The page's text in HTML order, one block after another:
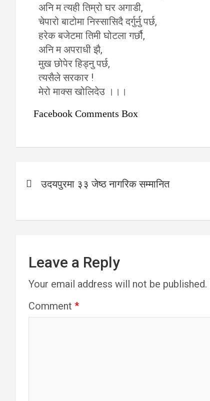
अनि म त्यही तिम्रो घर अगाडी,
चेपारो बाटोमा निस्सासिदै दर्गुर्नु पर्छ,
हरेक बजेटमा तिमी घोटला गर्छौ,
अनि म अपराधी झै,
मुख छोपेर हिड्नु पर्छ,
त्यसैले सरकार !
मेरो माक्स खोलिदेउ ।।।
Facebook Comments Box
navigation
उदयपुरमा ३३ जेष्ठ नागरिक सम्मानित
Leave a Reply
Your email address will not be published.
Comment *